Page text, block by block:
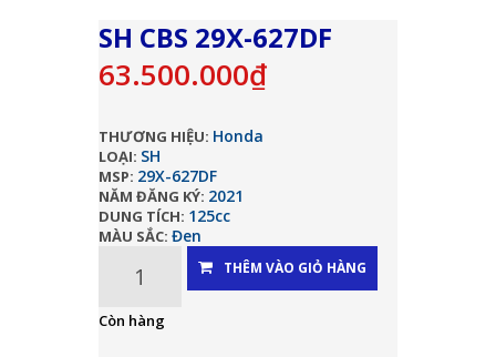
SH CBS 29X-627DF
63.500.000₫
THƯƠNG HIỆU: Honda
LOẠI: SH
MSP: 29X-627DF
NĂM ĐĂNG KÝ: 2021
DUNG TÍCH: 125cc
MÀU SẮC: Đen
THÊM VÀO GIỎ HÀNG
Còn hàng